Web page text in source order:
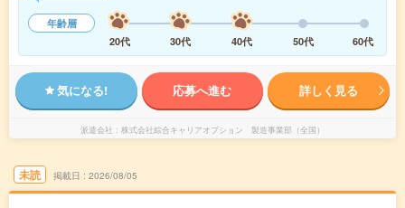
年齢層
20代
30代 40代 50代 60代
気になる! 応募へ進む 詳しく見る
派遣会社 株式会社綜合キャリアオプション 製造事業部（全国）
未読 掲載日 2026/08/05